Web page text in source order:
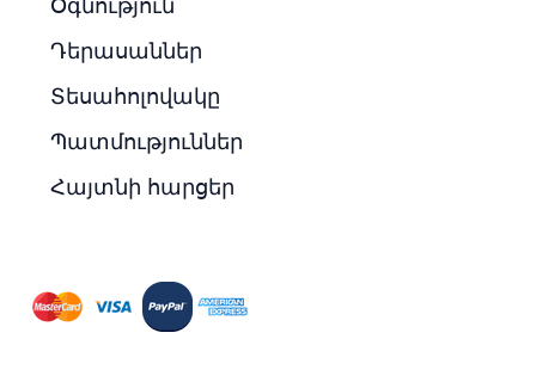
Դերասաններ
Տեսահոլովակը
Պատմություններ
Հայտնի հարցեր